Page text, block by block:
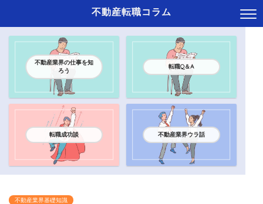
不動産転職コラム
不動産業界の仕事を知
ろう
転職Q＆A
転職成功談 不動産業界ウラ話
不動産業界基礎知識